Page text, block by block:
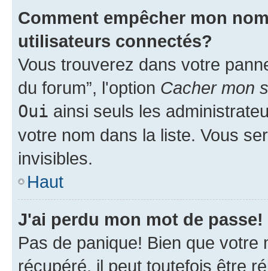
Comment empêcher mon
utilisateurs connectés?
Vous trouverez dans votre
du forum”, l'option Cacher mon
Oui ainsi seuls les
votre nom dans la liste. Vous
invisibles.
Haut
J'ai perdu mon mot de passe!
Pas de panique! Bien que
récupéré, il peut toutefois être